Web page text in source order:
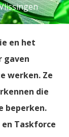
en het
gaven
werken. Ze
die
beperken.
Taskforce